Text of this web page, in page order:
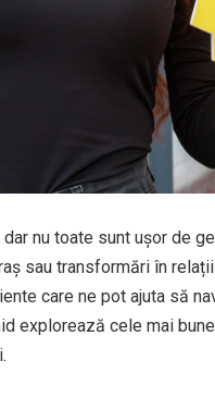
nu toate sunt ușor de
sau transformări în
care ne pot ajuta să
explorează cele mai